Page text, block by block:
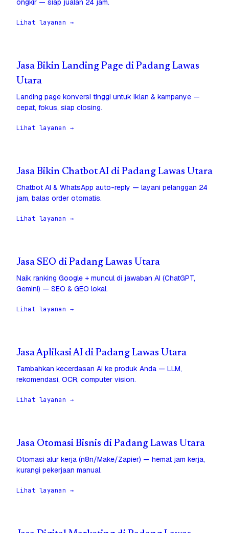
ongkir — siap jualan 24 jam.
Lihat layanan →
Jasa Bikin Landing Page di Padang Lawas
Utara
Landing page konversi tinggi untuk iklan & kampanye —
cepat, fokus, siap closing.
Lihat layanan →
Jasa Bikin Chatbot AI di Padang Lawas Utara
Chatbot AI & WhatsApp auto-reply — layani pelanggan 24
jam, balas order otomatis.
Lihat layanan →
Jasa SEO di Padang Lawas Utara
Naik ranking Google + muncul di jawaban AI (ChatGPT,
Gemini) — SEO & GEO lokal.
Lihat layanan →
Jasa Aplikasi AI di Padang Lawas Utara
Tambahkan kecerdasan AI ke produk Anda — LLM,
rekomendasi, OCR, computer vision.
Lihat layanan →
Jasa Otomasi Bisnis di Padang Lawas Utara
Otomasi alur kerja (n8n/Make/Zapier) — hemat jam kerja,
kurangi pekerjaan manual.
Lihat layanan →